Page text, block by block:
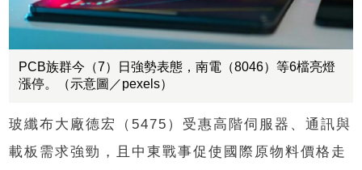
PCB族群今（7）日強勢表態，南電（8046）等6檔亮燈
漲停。（示意圖／pexels）​​​​​
玻纖布大廠德宏（5475）受惠高階伺服器、通訊與
載板需求強勁，且中東戰事促使國際原物料價格走